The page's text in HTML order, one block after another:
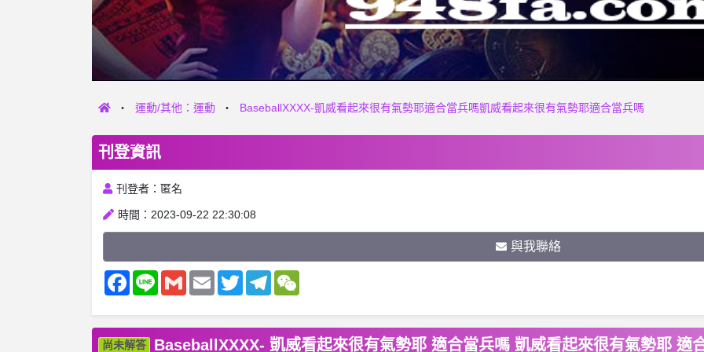
運動/其他：運動 BaseballXXXX-凱威看起來很有氣勢耶適合當兵嗎凱威看起來很有氣勢耶適合當兵嗎
刊登資訊
刊登者：匿名
時間：2023-09-22 22:30:08
與我聯絡
Facebook
Line Gmail Email TwitterTelegram
尚未解答 BaseballXXXX- 凱威看起來很有氣勢耶 適合當兵嗎 凱威看起來很有氣勢耶 適